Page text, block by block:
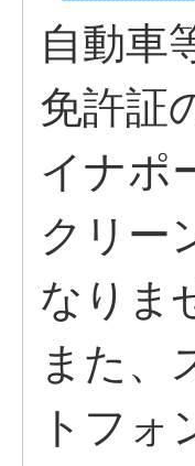
自動車
免許証
イナポ
クリー
なりま
また、
トフ